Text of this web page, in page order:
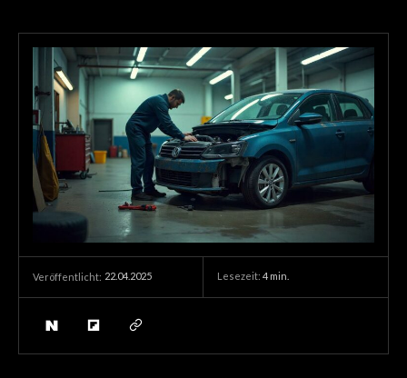
Veröffentlicht: 22.04.2025 Lesezeit: 4 min.